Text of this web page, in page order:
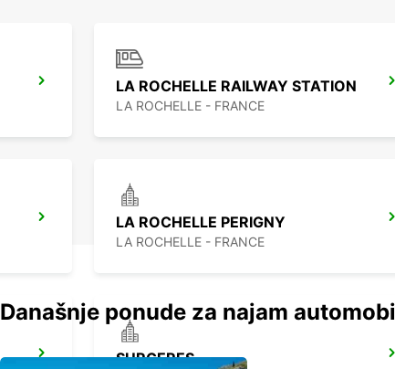
LA ROCHELLE RAILWAY STATION
LA ROCHELLE - FRANCE
LA ROCHELLE PERIGNY
LA ROCHELLE - FRANCE
SURGERES
Današnje ponude za najam